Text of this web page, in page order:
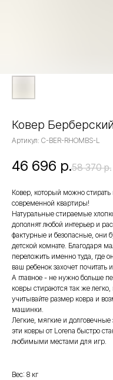
Ковер
Артикул: C-BER-RHOMBS-L
46 696 р.58 370 р.
Ковер, который можно
современной квартиры!
Натуральные стираемые
дополнят любой интерьер и
фактурные и безопасные, они
детской комнате. Благодаря
переложить именно туда, где
ваш ребенок захочет
А главное - не нужно больше
ковры стираются так же
учитывайте размер ковра и
машинки.
Легкие, мягкие и долговечные
эти ковры от Lorena быстро
любимыми местами для игр.
Вес: 8 кг